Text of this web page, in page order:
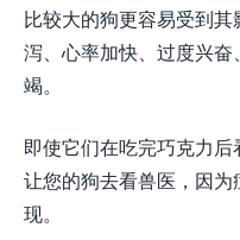
比较大的狗更容易受到
泻、心率加快、过度兴
竭。
即使它们在吃完巧克力
让您的狗去看兽医，因
现。